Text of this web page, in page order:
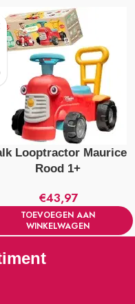
Looptractor Maurice
Rood 1+
€43,97
TOEVOEGEN AAN
WINKELWAGEN